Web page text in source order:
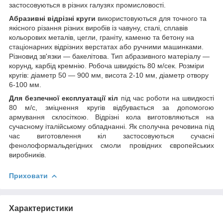
застосовуються в різних галузях промисловості.
Абразивні відрізні круги використовуються для точного та
якісного різання різних виробів із чавуну, сталі, сплавів
кольорових металів, цегли, граніту, каменю та бетону на
стаціонарних відрізних верстатах або ручними машинками.
Різновид зв'язки — бакелітова. Тип абразивного матеріалу —
корунд, карбід кремнію. Робоча швидкість 80 м/сек. Розміри
кругів: діаметр 50 — 900 мм, висота 2-10 мм, діаметр отвору
6-100 мм.
Для безпечної експлуатації кіл під час роботи на швидкості
80 м/с, зміцнення кругів відбувається за допомогою
армування склосіткою. Відрізні кола виготовляються на
сучасному італійському обладнанні. Як сполучна речовина під
час виготовлення кіл застосовуються сучасні
фенолоформальдегідних смоли провідних європейських
виробників.
Приховати
Характеристики